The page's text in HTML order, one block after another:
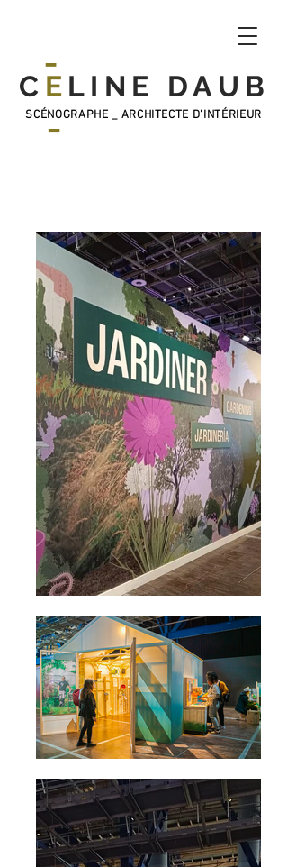
C E LINE DAUB
_
SCÉNOGRAPHE _ ARCHITECTE D'INTÉRIEUR